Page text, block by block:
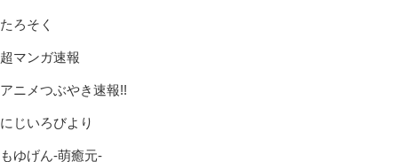
たろそく
超マンガ速報
アニメつぶやき速報!!
にじいろびより
もゆげん-萌癒元-